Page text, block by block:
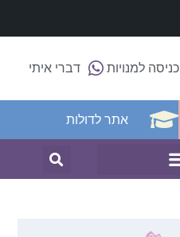
כניסה למנויות דברי איתי
אתר לדולות